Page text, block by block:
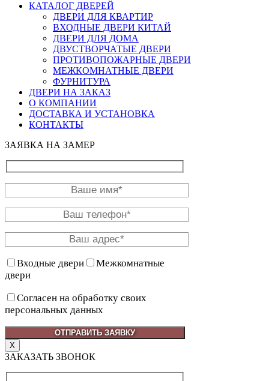
КАТАЛОГ ДВЕРЕЙ
ДВЕРИ ДЛЯ КВАРТИР
ВХОДНЫЕ ДВЕРИ КИТАЙ
ДВЕРИ ДЛЯ ДОМА
ДВУСТВОРЧАТЫЕ ДВЕРИ
ПРОТИВОПОЖАРНЫЕ ДВЕРИ
МЕЖКОМНАТНЫЕ ДВЕРИ
ФУРНИТУРА
ДВЕРИ НА ЗАКАЗ
О КОМПАНИИ
ДОСТАВКА И УСТАНОВКА
КОНТАКТЫ
ЗАЯВКА НА ЗАМЕР
Входные двери
Межкомнатные
двери
Согласен на обработку своих
персональных данных
X
ЗАКАЗАТЬ ЗВОНОК